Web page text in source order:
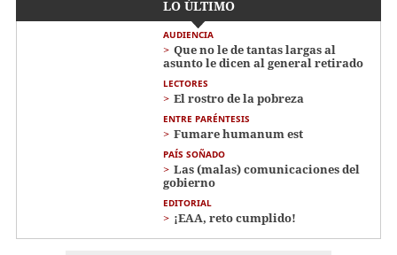
LO ÚLTIMO
AUDIENCIA
Que no le de tantas largas al
asunto le dicen al general retirado
LECTORES
El rostro de la pobreza
ENTRE PARÉNTESIS
Fumare humanum est
PAÍS SOÑADO
Las (malas) comunicaciones del
gobierno
EDITORIAL
¡EAA, reto cumplido!